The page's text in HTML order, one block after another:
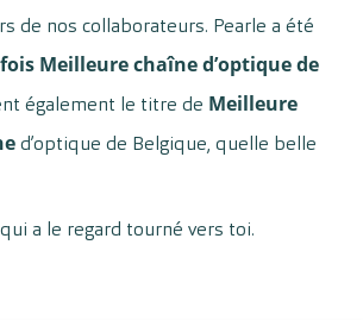
de nos collaborateurs. Pearle a été
Meilleure chaîne d’optique de
également le titre de Meilleure
d’optique de Belgique, quelle belle
a le regard tourné vers toi.